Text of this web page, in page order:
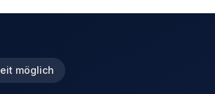
möglich